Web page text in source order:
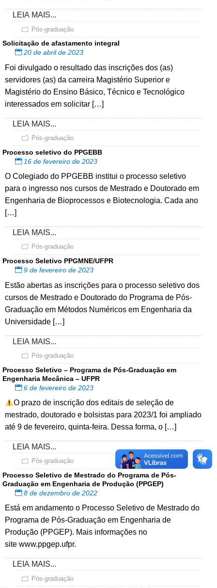
LEIA MAIS...
Pós-graduação
Solicitação de afastamento integral
20 de abril de 2023
Foi divulgado o resultado das inscrições dos (as)
servidores (as) da carreira Magistério Superior e
Magistério do Ensino Básico, Técnico e Tecnológico
interessados em solicitar […]
LEIA MAIS...
Pós-graduação
Processo seletivo do PPGEBB
16 de fevereiro de 2023
O Colegiado do PPGEBB institui o processo seletivo
para o ingresso nos cursos de Mestrado e Doutorado em
Engenharia de Bioprocessos e Biotecnologia. Cada ano
[…]
LEIA MAIS...
Pós-graduação
Processo Seletivo PPGMNE/UFPR
9 de fevereiro de 2023
Estão abertas as inscrições para o processo seletivo dos
cursos de Mestrado e Doutorado do Programa de Pós-
Graduação em Métodos Numéricos em Engenharia da
Universidade […]
LEIA MAIS...
Pós-graduação
Processo Seletivo – Programa de Pós-Graduação em
Engenharia Mecânica – UFPR
6 de fevereiro de 2023
O prazo de inscrição dos editais de seleção de
mestrado, doutorado e bolsistas para 2023/1 foi ampliado
até 9 de fevereiro, quinta-feira. Dessa forma, o […]
LEIA MAIS...
Pós-graduação
Processo Seletivo de Mestrado do Programa de Pós-
Graduação em Engenharia de Produção (PPGEP)
8 de dezembro de 2022
Está em andamento o Processo Seletivo de Mestrado do
Programa de Pós-Graduação em Engenharia de
Produção (PPGEP). Mais informações no
site www.ppgep.ufpr.
LEIA MAIS...
Pós-graduação